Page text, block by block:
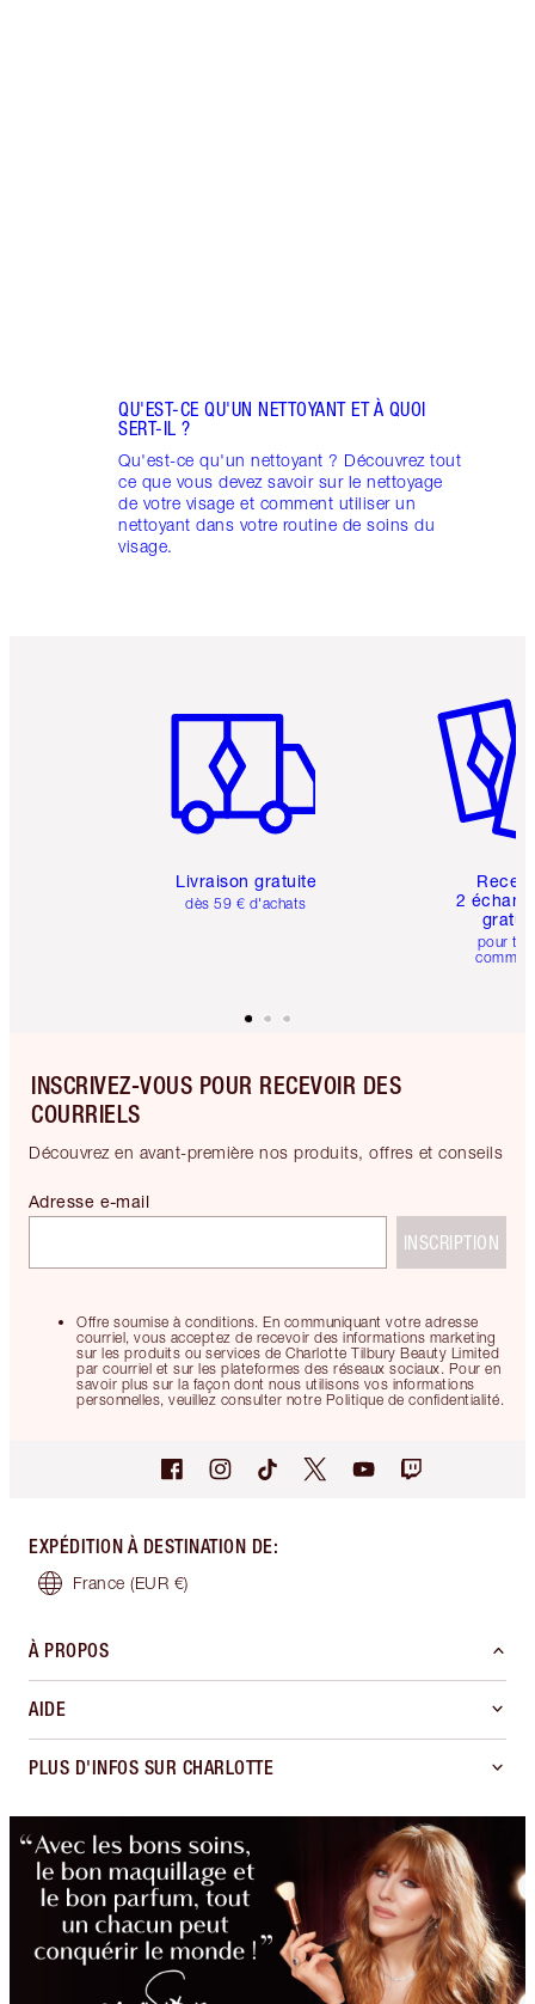
QU'EST-CE QU'UN NETTOYANT ET À QUOI
SERT-IL ?
Qu'est-ce qu'un nettoyant ? Découvrez tout
ce que vous devez savoir sur le nettoyage
de votre visage et comment utiliser un
nettoyant dans votre routine de soins du
visage.
Livraison gratuite
dès 59 € d'achats
2
pour
INSCRIVEZ-VOUS POUR RECEVOIR DES
COURRIELS
Découvrez en avant-première nos produits, offres et conseils
Offre soumise à conditions. En communiquant votre adresse
courriel, vous acceptez de recevoir des informations marketing
sur les produits ou services de Charlotte Tilbury Beauty Limited
par courriel et sur les plateformes des réseaux sociaux. Pour en
savoir plus sur la façon dont nous utilisons vos informations
personnelles, veuillez consulter notre Politique de confidentialité.
Adresse e-mail
INSCRIPTION
EXPÉDITION À DESTINATION DE:
France (EUR €)
À PROPOS
AIDE
PLUS D'INFOS SUR CHARLOTTE